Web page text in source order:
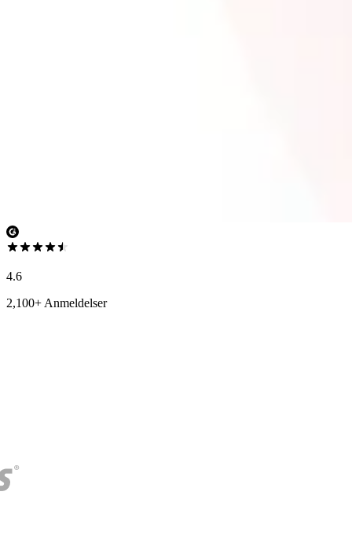
4.6
2,100+ Anmeldelser